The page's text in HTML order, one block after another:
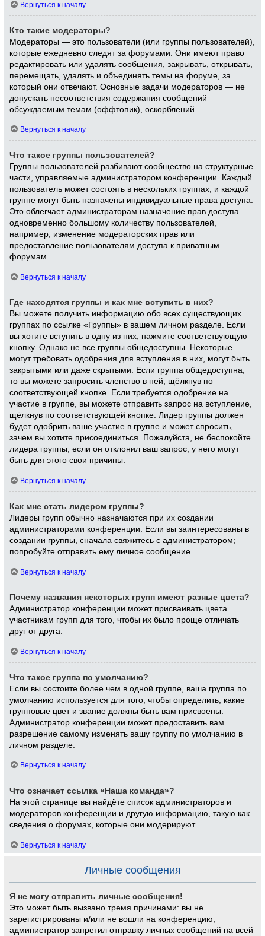
Вернуться к началу
Кто такие модераторы?
Модераторы — это пользователи (или группы пользователей),
которые ежедневно следят за форумами. Они имеют право
редактировать или удалять сообщения, закрывать, открывать,
перемещать, удалять и объединять темы на форуме, за
который они отвечают. Основные задачи модераторов — не
допускать несоответствия содержания сообщений
обсуждаемым темам (оффтопик), оскорблений.
Вернуться к началу
Что такое группы пользователей?
Группы пользователей разбивают сообщество на структурные
части, управляемые администратором конференции. Каждый
пользователь может состоять в нескольких группах, и каждой
группе могут быть назначены индивидуальные права доступа.
Это облегчает администраторам назначение прав доступа
одновременно большому количеству пользователей,
например, изменение модераторских прав или
предоставление пользователям доступа к приватным
форумам.
Вернуться к началу
Где находятся группы и как мне вступить в них?
Вы можете получить информацию обо всех существующих
группах по ссылке «Группы» в вашем личном разделе. Если
вы хотите вступить в одну из них, нажмите соответствующую
кнопку. Однако не все группы общедоступны. Некоторые
могут требовать одобрения для вступления в них, могут быть
закрытыми или даже скрытыми. Если группа общедоступна,
то вы можете запросить членство в ней, щёлкнув по
соответствующей кнопке. Если требуется одобрение на
участие в группе, вы можете отправить запрос на вступление,
щёлкнув по соответствующей кнопке. Лидер группы должен
будет одобрить ваше участие в группе и может спросить,
зачем вы хотите присоединиться. Пожалуйста, не беспокойте
лидера группы, если он отклонил ваш запрос; у него могут
быть для этого свои причины.
Вернуться к началу
Как мне стать лидером группы?
Лидеры групп обычно назначаются при их создании
администраторами конференции. Если вы заинтересованы в
создании группы, сначала свяжитесь с администратором;
попробуйте отправить ему личное сообщение.
Вернуться к началу
Почему названия некоторых групп имеют разные цвета?
Администратор конференции может присваивать цвета
участникам групп для того, чтобы их было проще отличать
друг от друга.
Вернуться к началу
Что такое группа по умолчанию?
Если вы состоите более чем в одной группе, ваша группа по
умолчанию используется для того, чтобы определить, какие
групповые цвет и звание должны быть вам присвоены.
Администратор конференции может предоставить вам
разрешение самому изменять вашу группу по умолчанию в
личном разделе.
Вернуться к началу
Что означает ссылка «Наша команда»?
На этой странице вы найдёте список администраторов и
модераторов конференции и другую информацию, такую как
сведения о форумах, которые они модерируют.
Вернуться к началу
Личные сообщения
Я не могу отправить личные сообщения!
Это может быть вызвано тремя причинами: вы не
зарегистрированы и/или не вошли на конференцию,
администратор запретил отправку личных сообщений на всей